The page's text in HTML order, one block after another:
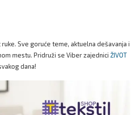
Sve goruće teme, aktuelna dešavanja i
mestu. Pridruži se Viber zajednici ŽIVOT
dana!